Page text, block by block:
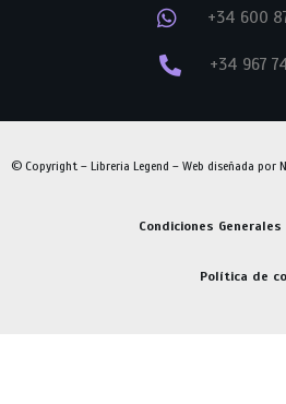
+34 600
+34 967
© Copyright – Libreria Legend – Web diseñada por
Condiciones
Política de